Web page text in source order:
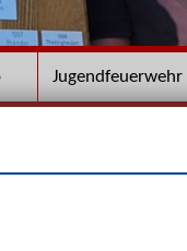
Jugendfeuerwehr